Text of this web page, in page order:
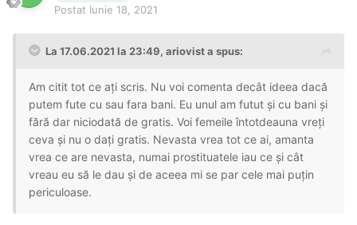
Postat Iunie 18, 2021
La 17.06.2021 la 23:49, ariovista spus:
Am citit tot ce ați scris. Nu voi comenta decât ideea dacă
putem fute cu sau fara bani. Eu unul am futut și cu bani și
fără dar niciodată de gratis. Voi femeile întotdeauna vreți
ceva și nu o dați gratis. Nevasta vrea tot ce ai, amanta
vrea ce are nevasta, numai prostituatele iau ce și cât
vreau eu să le dau și de aceea mi se par cele mai puțin
periculoase.